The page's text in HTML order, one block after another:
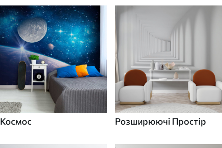
Космос Розширюючі Простір